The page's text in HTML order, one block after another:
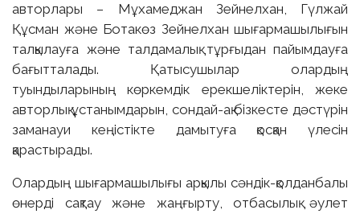
авторлары – Мұхамеджан Зейнелхан, Гүлжай
Құсман және Ботакөз Зейнелхан шығармашылығын
талқылауға және талдамалық тұрғыдан пайымдауға
бағытталады. Қатысушылар олардың
туындыларының көркемдік ерекшеліктерін, жеке
авторлық ұстанымдарын, сондай-ақ бізкесте дәстүрін
заманауи кеңістікте дамытуға қосқан үлесін
қарастырады.
Олардың шығармашылығы арқылы сәндік-қолданбалы
өнерді сақтау және жаңғырту, отбасылық әулет